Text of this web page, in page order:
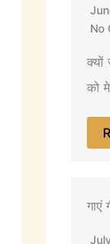
No
क्यों
को
गाएं